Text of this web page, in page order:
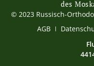
des
© 2023 Russisch-
AGB